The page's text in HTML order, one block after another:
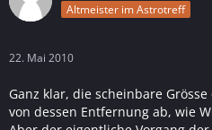
Altmeister im Astrotreff
22. Mai 2010
Ganz klar, die scheinbare
von dessen Entfernung ab, wie